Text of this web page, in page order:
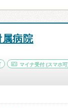
病院
マイナ受付 (スマホ可